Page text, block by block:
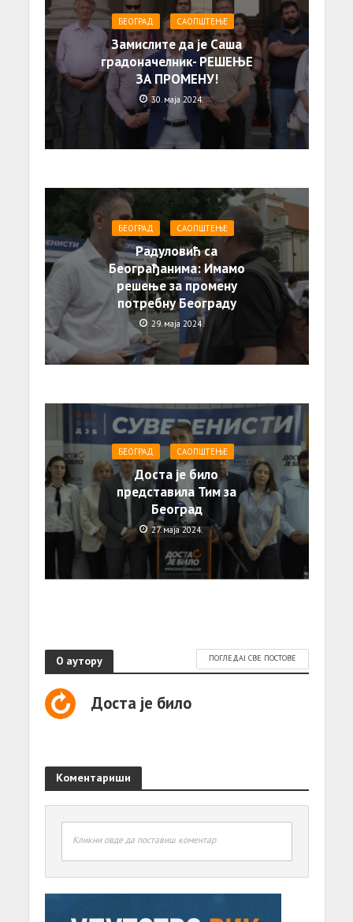
БЕОГРАД САОПШТЕЊE
Замислите да је Саша
градоначелник- РЕШЕЊЕ
ЗА ПРОМЕНУ!
30. маја 2024.
БЕОГРАД САОПШТЕЊE
Радуловић са
Београђанима: Имамо
решење за промену
потребну Београду
29. маја 2024.
БЕОГРАД САОПШТЕЊE
Доста је било
представила Тим за
Београд
27. маја 2024.
О аутору ПОГЛЕДАЈ СВЕ ПОСТОВЕ
Доста је било
Коментариши
Кликни овде да поставиш коментар